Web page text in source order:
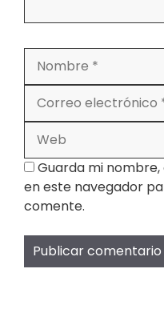
Nombre
electrónico
Guarda mi
en este navegador
comente.